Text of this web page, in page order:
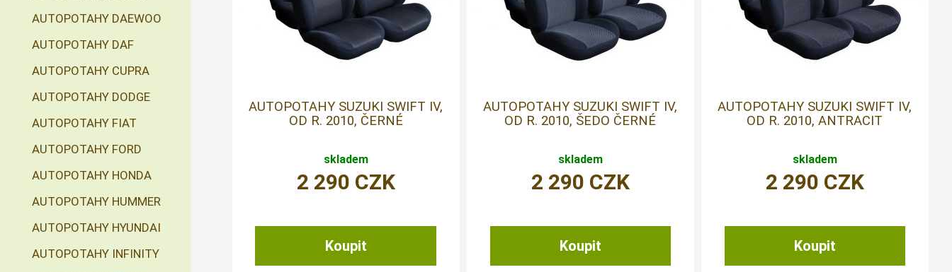
AUTOPOTAHY SUZUKI SWIFT IV,
OD R. 2010, ČERNÉ
skladem
2 290 CZK
AUTOPOTAHY SUZUKI SWIFT IV,
OD R. 2010, ŠEDO ČERNÉ
skladem
2 290 CZK
AUTOPOTAHY SUZUKI SWIFT IV,
OD R. 2010, ANTRACIT
skladem
2 290 CZK
AUTOPOTAHY DAEWOO
AUTOPOTAHY DAF
AUTOPOTAHY CUPRA
AUTOPOTAHY DODGE
AUTOPOTAHY FIAT
AUTOPOTAHY FORD
AUTOPOTAHY HONDA
AUTOPOTAHY HUMMER
AUTOPOTAHY HYUNDAI
AUTOPOTAHY INFINITY